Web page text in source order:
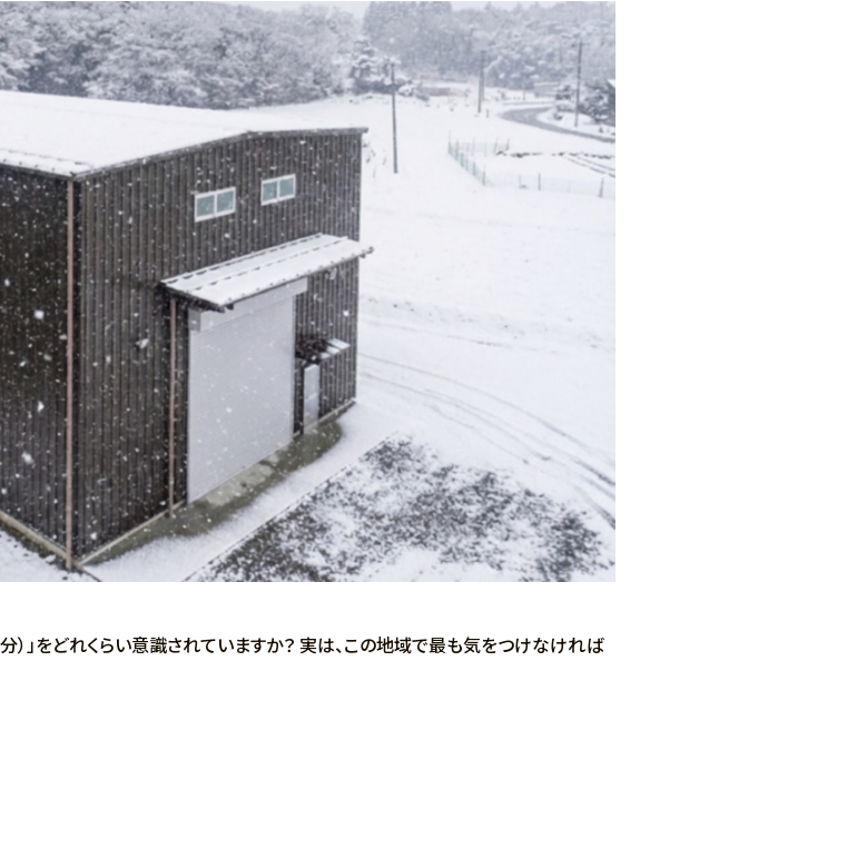
）」をどれくらい意識されていますか？ 実は、この地域で最も気をつけなければ